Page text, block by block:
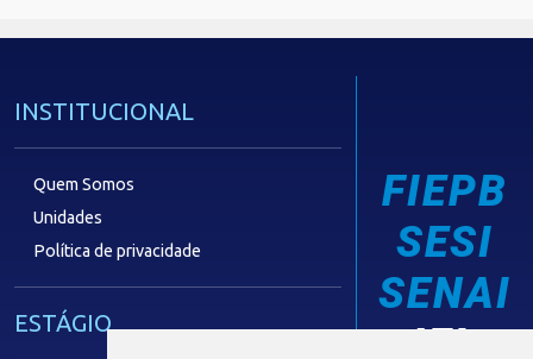
INSTITUCIONAL
Quem Somos
Unidades
Política de privacidade
ESTÁGIO
FIEPB
SESI
SENAI
IEL